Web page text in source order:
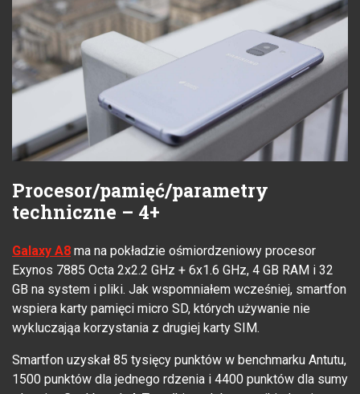
Procesor/pamięć/parametry
techniczne – 4+
Galaxy A8 ma na pokładzie ośmiordzeniowy procesor
Exynos 7885 Octa 2x2.2 GHz + 6x1.6 GHz, 4 GB RAM i 32
GB na system i pliki. Jak wspomniałem wcześniej, smartfon
wspiera karty pamięci micro SD, których używanie nie
wykluczająa korzystania z drugiej karty SIM.
Smartfon uzyskał 85 tysięcy punktów w benchmarku Antutu,
1500 punktów dla jednego rdzenia i 4400 punktów dla sumy